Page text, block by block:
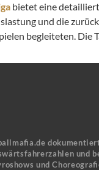
bietet eine
und die
begleiteten. Die
und
und